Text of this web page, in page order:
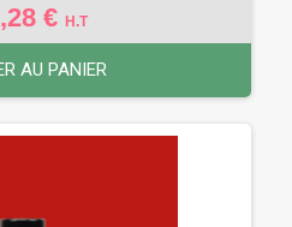
€ H.T
AU PANIER